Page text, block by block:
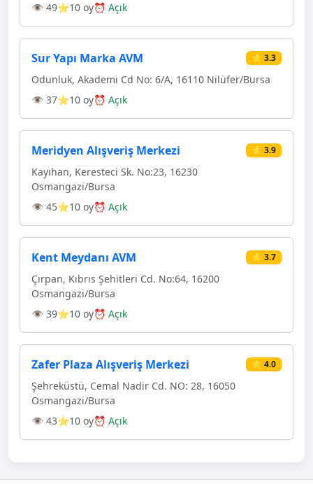
👁 49⭐10 oy⏰ Açık
Sur Yapı Marka AVM ⭐ 3.3
Odunluk, Akademi Cd No: 6/A, 16110 Ni̇lüfer/Bursa
👁 37⭐10 oy⏰ Açık
Meridyen Alışveriş Merkezi ⭐ 3.9
Kayıhan, Keresteci Sk. No:23, 16230
Osmangazi̇/Bursa
👁 45⭐10 oy⏰ Açık
Kent Meydanı AVM ⭐ 3.7
Çırpan, Kıbrıs Şehitleri Cd. No:64, 16200
Osmangazi̇/Bursa
👁 39⭐10 oy⏰ Açık
Zafer Plaza Alışveriş Merkezi ⭐ 4.0
Şehreküstü, Cemal Nadir Cd. NO: 28, 16050
Osmangazi̇/Bursa
👁 43⭐10 oy⏰ Açık